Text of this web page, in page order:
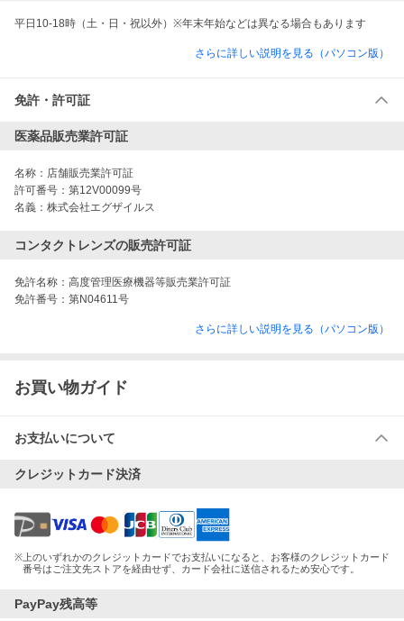
平日10-18時（土・日・祝以外）※年末年始などは異なる場合もあります
さらに詳しい説明を見る（パソコン版）
免許・許可証
医薬品販売業許可証
名称： 店舗販売業許可証
許可番号： 第12V00099号
名義： 株式会社エグザイルス
コンタクトレンズの販売許可証
免許名称： 高度管理医療機器等販売業許可証
免許番号： 第N04611号
さらに詳しい説明を見る（パソコン版）
お買い物ガイド
お支払いについて
クレジットカード決済
※ 上のいずれかのクレジットカードでお支払いになると、お客様のクレジットカード
番号はご注文先ストアを経由せず、カード会社に送信されるため安心です。
PayPay残高等